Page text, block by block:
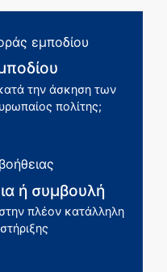
την άσκηση των
πολίτης;
ή συμβουλή
πλέον κατάλληλη